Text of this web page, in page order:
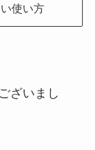
使い方
ざいまし